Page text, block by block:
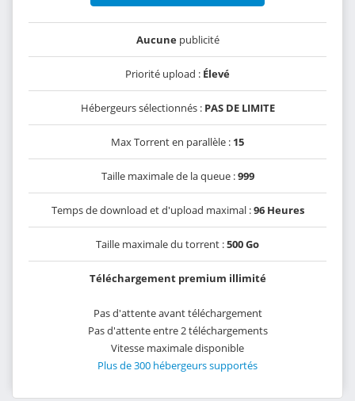
Aucunepublicité
Priorité upload : Élevé
Hébergeurs sélectionnés : PAS DE LIMITE
Max Torrent en parallèle : 15
Taille maximale de la queue :999
Temps de download et d'upload maximal :96 Heures
Taille maximale du torrent :500 Go
Téléchargement premium illimité
Pas d'attente avant téléchargement
Pas d'attente entre 2 téléchargements
Vitesse maximale disponible
Plus de 300 hébergeurs supportés